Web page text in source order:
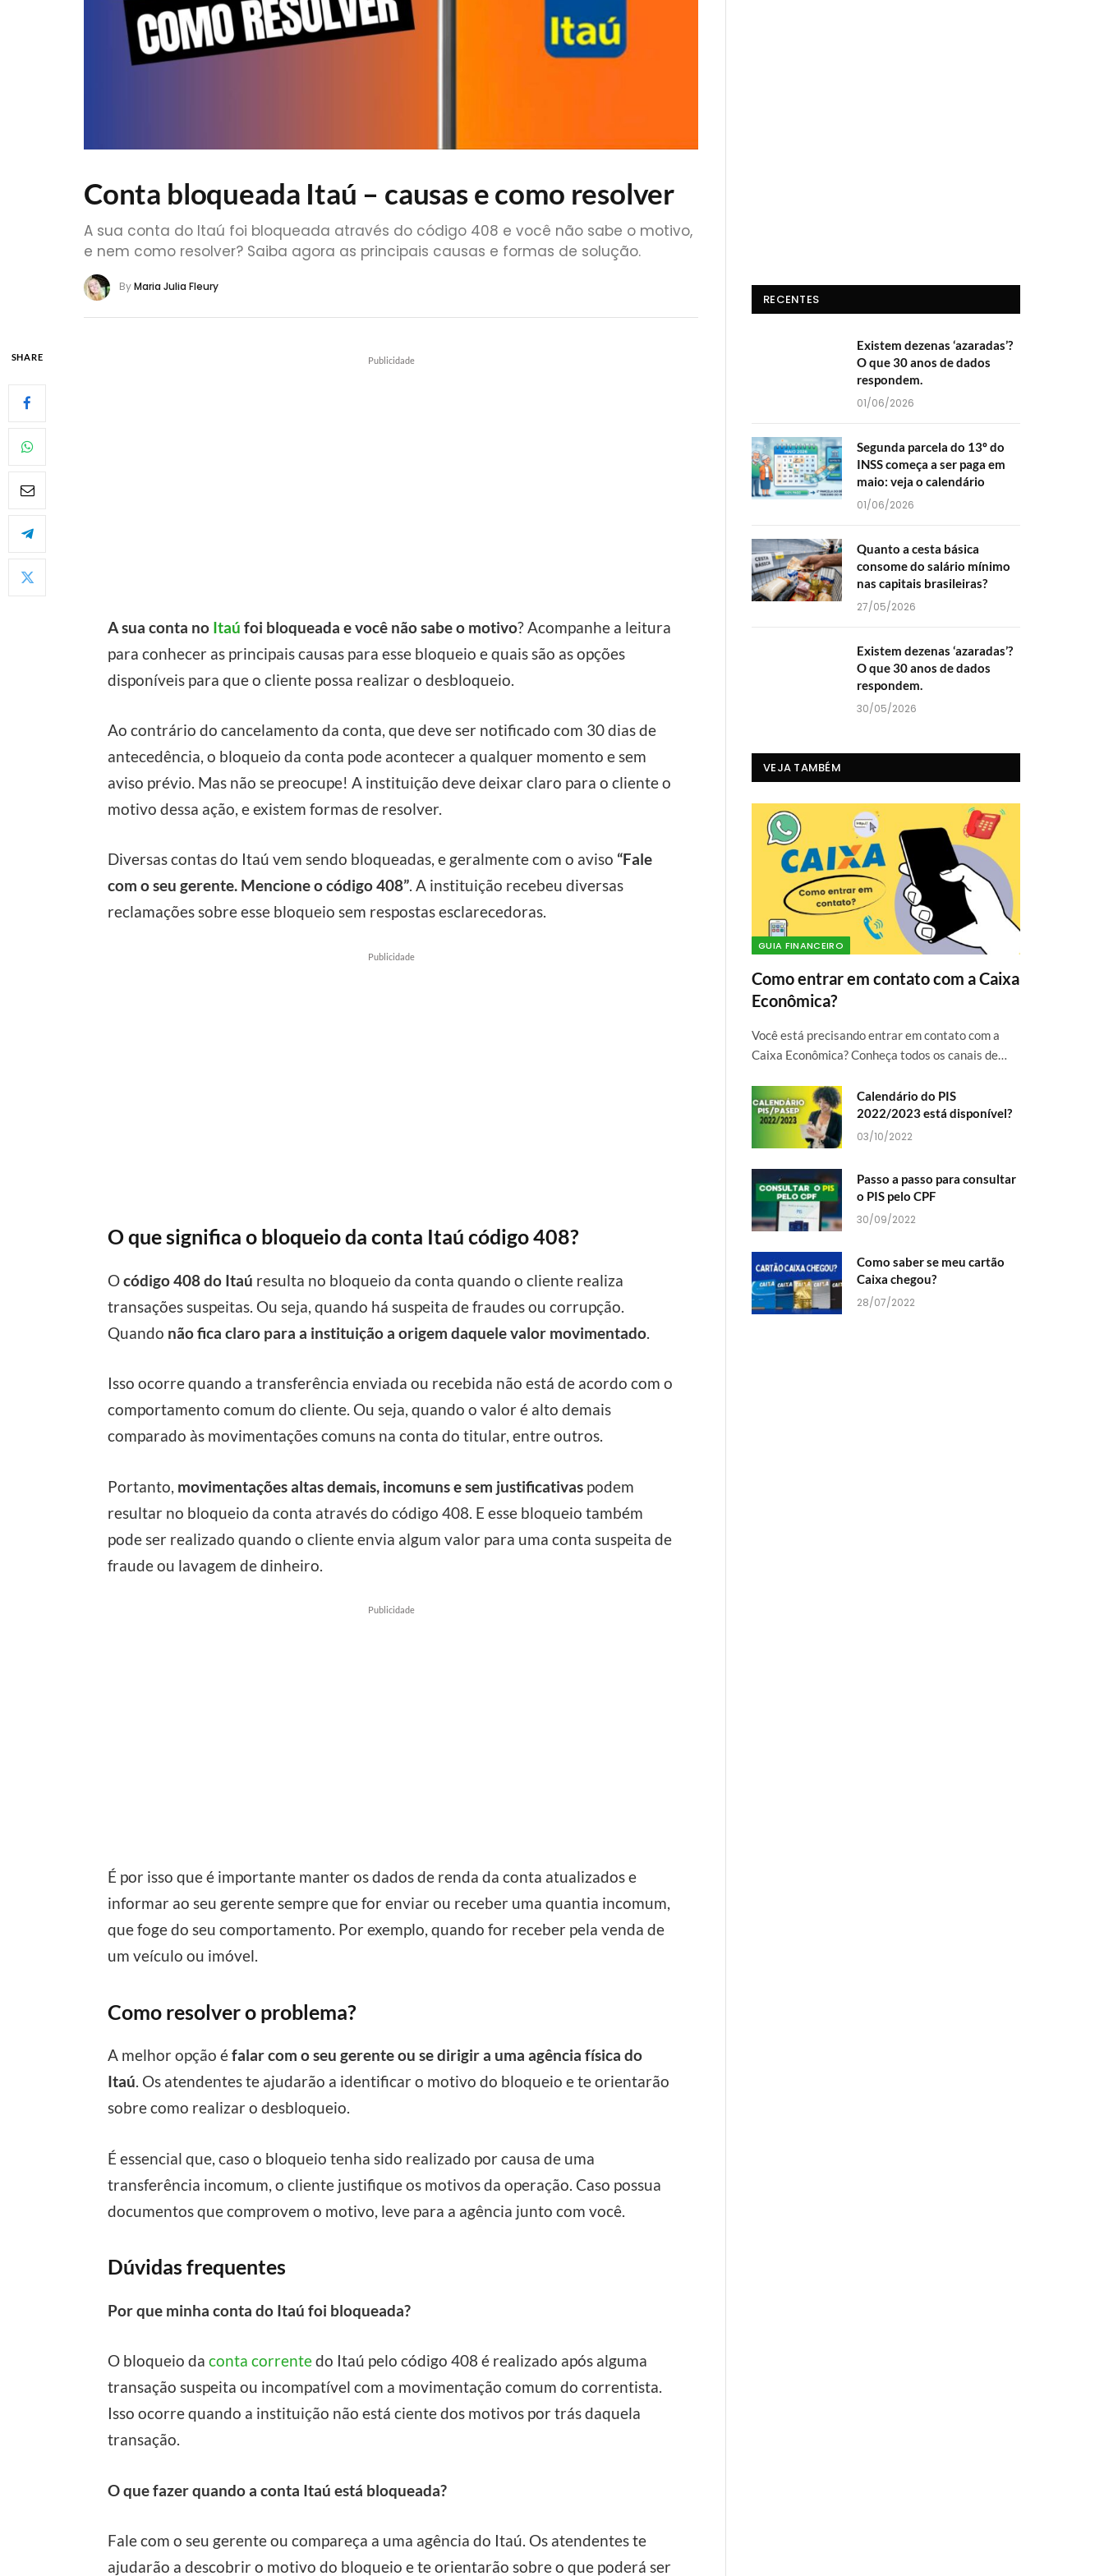
Conta bloqueada Itaú – causas e como resolver
A sua conta do Itaú foi bloqueada através do código 408 e você não sabe o motivo,
e nem como resolver? Saiba agora as principais causas e formas de solução.
ByMaria Julia Fleury
SHARE Publicidade
A sua conta no Itaú foi bloqueada e você não sabe o motivo? Acompanhe a leitura
para conhecer as principais causas para esse bloqueio e quais são as opções
disponíveis para que o cliente possa realizar o desbloqueio.
Ao contrário do cancelamento da conta, que deve ser notificado com 30 dias de
antecedência, o bloqueio da conta pode acontecer a qualquer momento e sem
aviso prévio. Mas não se preocupe! A instituição deve deixar claro para o cliente o
motivo dessa ação, e existem formas de resolver.
Diversas contas do Itaú vem sendo bloqueadas, e geralmente com o aviso “Fale
com o seu gerente. Mencione o código 408”. A instituição recebeu diversas
reclamações sobre esse bloqueio sem respostas esclarecedoras.
Publicidade
O que significa o bloqueio da conta Itaú código 408?
Ocódigo 408 do Itaú resulta no bloqueio da conta quando o cliente realiza
transações suspeitas. Ou seja, quando há suspeita de fraudes ou corrupção.
Quando não fica claro para a instituição a origem daquele valor movimentado.
Isso ocorre quando a transferência enviada ou recebida não está de acordo com o
comportamento comum do cliente. Ou seja, quando o valor é alto demais
comparado às movimentações comuns na conta do titular, entre outros.
Portanto, movimentações altas demais, incomuns e sem justificativas podem
resultar no bloqueio da conta através do código 408. E esse bloqueio também
pode ser realizado quando o cliente envia algum valor para uma conta suspeita de
fraude ou lavagem de dinheiro.
Publicidade
É por isso que é importante manter os dados de renda da conta atualizados e
informar ao seu gerente sempre que for enviar ou receber uma quantia incomum,
que foge do seu comportamento. Por exemplo, quando for receber pela venda de
um veículo ou imóvel.
Como resolver o problema?
A melhor opção éfalar com o seu gerente ou se dirigir a uma agência física do
Itaú. Os atendentes te ajudarão a identificar o motivo do bloqueio e te orientarão
sobre como realizar o desbloqueio.
É essencial que, caso o bloqueio tenha sido realizado por causa de uma
transferência incomum, o cliente justifique os motivos da operação. Caso possua
documentos que comprovem o motivo, leve para a agência junto com você.
Dúvidas frequentes
Por que minha conta do Itaú foi bloqueada?
O bloqueio daconta correntedo Itaú pelo código 408 é realizado após alguma
transação suspeita ou incompatível com a movimentação comum do correntista.
Isso ocorre quando a instituição não está ciente dos motivos por trás daquela
transação.
O que fazer quando a conta Itaú está bloqueada?
Fale com o seu gerente ou compareça a uma agência do Itaú. Os atendentes te
ajudarão a descobrir o motivo do bloqueio e te orientarão sobre o que poderá ser
RECENTES
Existem dezenas ‘azaradas’?
O que 30 anos de dados
respondem.
01/06/2026
Segunda parcela do 13º do
INSS começa a ser paga em
maio: veja o calendário
01/06/2026
Quanto a cesta básica
consome do salário mínimo
nas capitais brasileiras?
27/05/2026
Existem dezenas ‘azaradas’?
O que 30 anos de dados
respondem.
30/05/2026
VEJA TAMBÉM
GUIA FINANCEIRO
Como entrar em contato com a Caixa
Econômica?
Você está precisando entrar em contato com a
Caixa Econômica? Conheça todos os canais de…
Calendário do PIS
2022/2023 está disponível?
03/10/2022
Passo a passo para consultar
o PIS pelo CPF
30/09/2022
Como saber se meu cartão
Caixa chegou?
28/07/2022